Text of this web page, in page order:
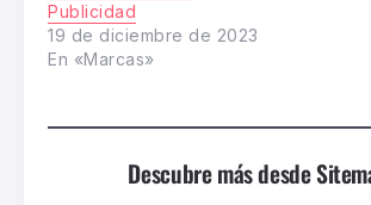
Publicidad
19 de diciembre de 2023
En «Marcas»
Descubre más desde